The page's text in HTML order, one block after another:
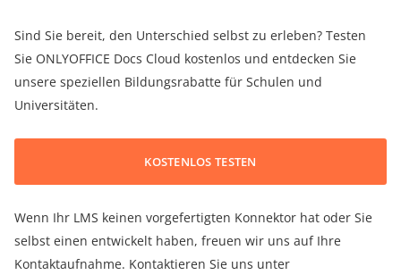
Sind Sie bereit, den Unterschied selbst zu erleben? Testen
Sie ONLYOFFICE Docs Cloud kostenlos und entdecken Sie
unsere speziellen Bildungsrabatte für Schulen und
Universitäten.
KOSTENLOS TESTEN
Wenn Ihr LMS keinen vorgefertigten Konnektor hat oder Sie
selbst einen entwickelt haben, freuen wir uns auf Ihre
Kontaktaufnahme. Kontaktieren Sie uns unter